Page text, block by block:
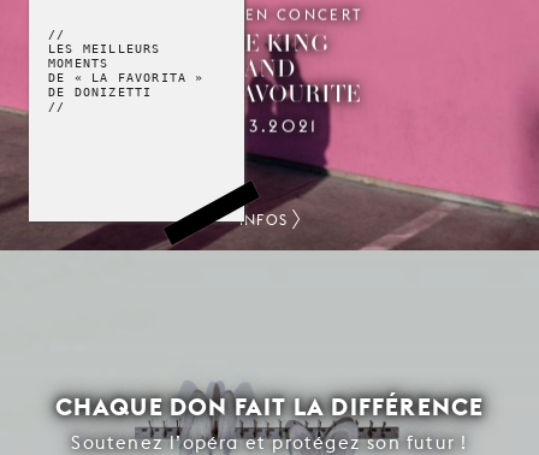
//
LES MEILLEURS
MOMENTS
DE « LA FAVORITA »
DE DONIZETTI
//
OPÉRA EN CONCERT
THE KING
AND
HIS FAVOURITE
12.3.2021
INFOS
CHAQUE DON FAIT LA DIFFÉRENCE
Soutenez l’opéra et protégez son futur !